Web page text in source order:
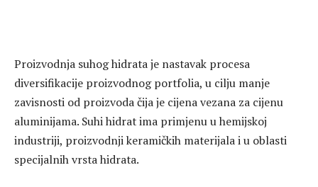
Proizvodnja suhog hidrata je nastavak procesa
diversifikacije proizvodnog portfolia, u cilju manje
zavisnosti od proizvoda čija je cijena vezana za cijenu
aluminijama. Suhi hidrat ima primjenu u hemijskoj
industriji, proizvodnji keramičkih materijala i u oblasti
specijalnih vrsta hidrata.